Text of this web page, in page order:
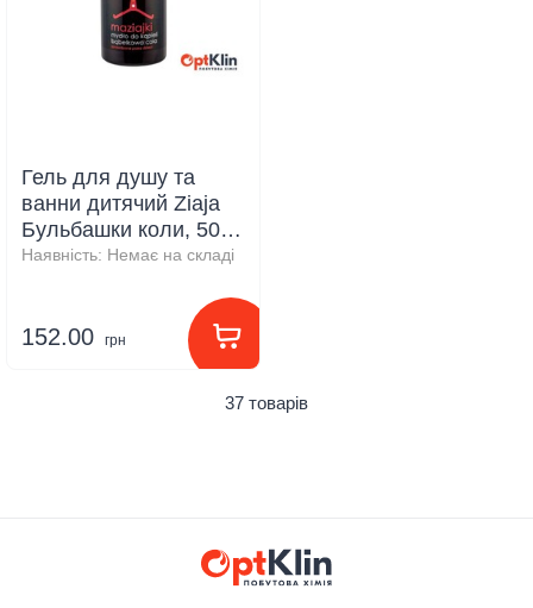
Гель для душу та
ванни дитячий Ziaja
Бульбашки коли, 500
мл
Наявність: Немає на складі
152.00 грн
37 товарів